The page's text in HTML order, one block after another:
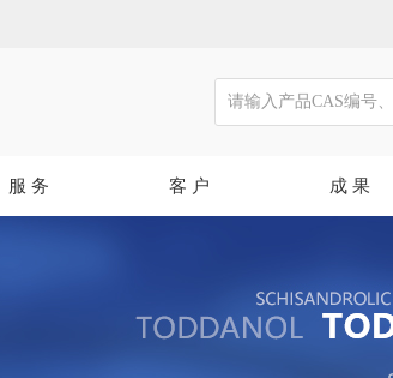
服 务 客 户 成 果